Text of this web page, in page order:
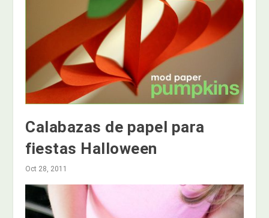
Calabazas de papel para
fiestas Halloween
Oct 28, 2011